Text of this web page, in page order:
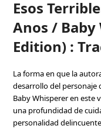
Esos
Anos / Baby
Edition) :
La forma en que la
desarrollo del personaje
Baby Whisperer en este
una profundidad de
personalidad